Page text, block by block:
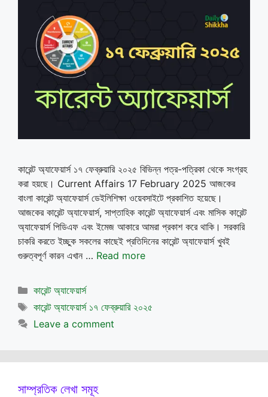
কারেন্ট অ্যাফেয়ার্স ১৭ ফেব্রুয়ারি ২০২৫ বিভিন্ন পত্র-পত্রিকা থেকে সংগ্রহ
করা হয়ছে। Current Affairs 17 February 2025 আজকের
বাংলা কারেন্ট অ্যাফেয়ার্স ডেইলিশিক্ষা ওয়েবসাইটে প্রকাশিত হয়েছে।
আজকের কারেন্ট অ্যাফেয়ার্স, সাপ্তাহিক কারেন্ট অ্যাফেয়ার্স এবং মাসিক কারেন্ট
অ্যাফেয়ার্স পিডিএফ এবং ইমেজ আকারে আমরা প্রকাশ করে থাকি। সরকারি
চাকরি করতে ইচ্ছুক সকলের কাছেই প্রতিদিনের কারেন্ট অ্যাফেয়ার্স খুবই
গুরুত্বপূর্ণ কারন এখান … Read more
Categories
কারেন্ট অ্যাফেয়ার্স
Tags
কারেন্ট অ্যাফেয়ার্স ১৭ ফেব্রুয়ারি ২০২৫
Leave a comment
সাম্প্রতিক লেখা সমূহ